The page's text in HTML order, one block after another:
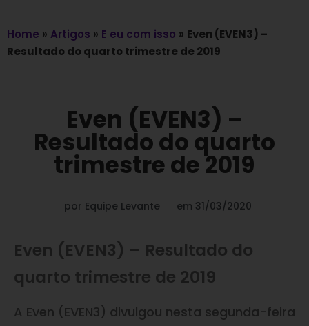
Home » Artigos » E eu com isso » Even (EVEN3) –
Resultado do quarto trimestre de 2019
Even (EVEN3) –
Resultado do quarto
trimestre de 2019
por Equipe Levante em 31/03/2020
Even (EVEN3) – Resultado do
quarto trimestre de 2019
A Even (EVEN3) divulgou nesta segunda-feira